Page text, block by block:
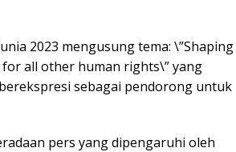
2023 mengusung tema: \”Shaping
all other human rights\” yang
sebagai pendorong untuk
pers yang dipengaruhi oleh